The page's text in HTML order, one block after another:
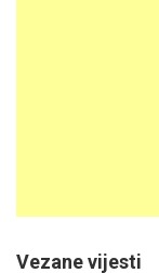
Vezane vijesti